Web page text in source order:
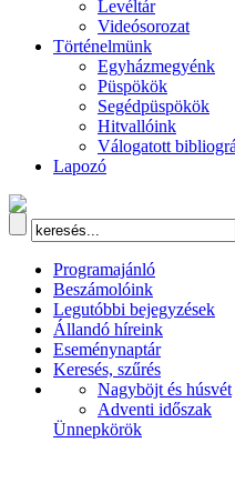
Levéltár
Videósorozat
Történelmünk
Egyházmegyénk
Püspökök
Segédpüspökök
Hitvallóink
Válogatott
Lapozó
Programajánló
Beszámolóink
Legutóbbi bejegyzések
Állandó híreink
Eseménynaptár
Keresés, szűrés
Nagyböjt és húsvét
Adventi időszak
Ünnepkörök